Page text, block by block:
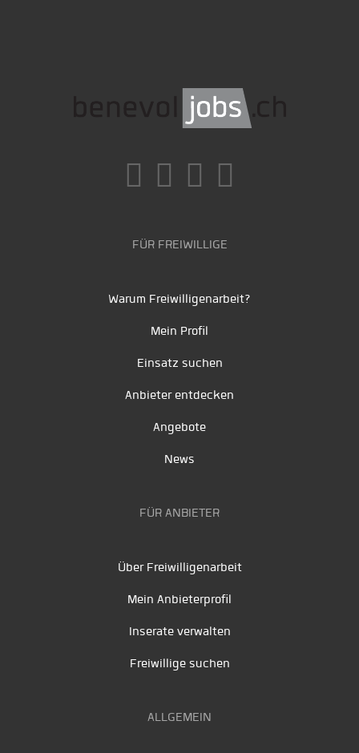
FÜR FREIWILLIGE
Warum Freiwilligenarbeit?
Mein Profil
Einsatz suchen
Anbieter entdecken
Angebote
News
FÜR ANBIETER
Über Freiwilligenarbeit
Mein Anbieterprofil
Inserate verwalten
Freiwillige suchen
ALLGEMEIN